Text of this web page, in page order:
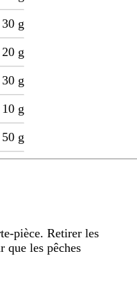
30 g
20 g
30 g
10 g
50 g
pièce. Retirer les
que les pêches